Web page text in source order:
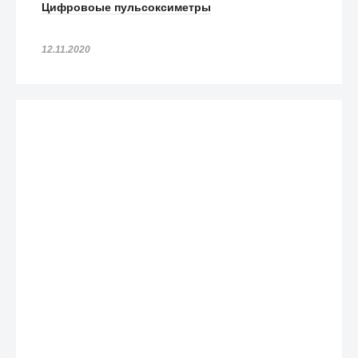
Цифровоые пульсоксиметры
12.11.2020